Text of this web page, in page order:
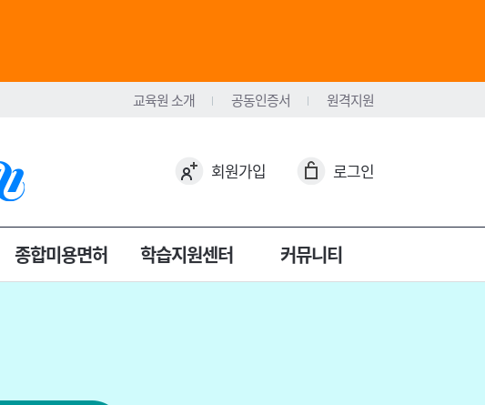
교육원 소개 공동인증서 원격지원
회원가입 로그인
종합미용면허 학습지원센터 커뮤니티